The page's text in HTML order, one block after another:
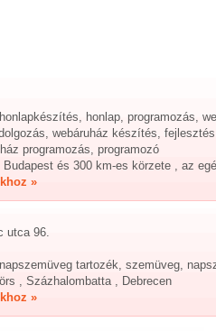
honlap, programozás,
webáruház készítés,
programozás, programozó
Budapest és 300 km-es körzete , az
»
utca 96.
tartozék, szemüveg,
, Százhalombatta , Debrecen
»